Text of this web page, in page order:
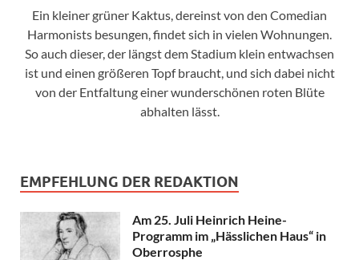
Ein kleiner grüner Kaktus, dereinst von den Comedian
Harmonists besungen, findet sich in vielen Wohnungen.
So auch dieser, der längst dem Stadium klein entwachsen
ist und einen größeren Topf braucht, und sich dabei nicht
von der Entfaltung einer wunderschönen roten Blüte
abhalten lässt.
EMPFEHLUNG DER REDAKTION
Am 25. Juli Heinrich Heine-
Programm im „Hässlichen Haus“ in
Oberrosphe